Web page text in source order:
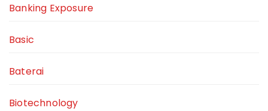
Banking Exposure
Basic
Baterai
Biotechnology